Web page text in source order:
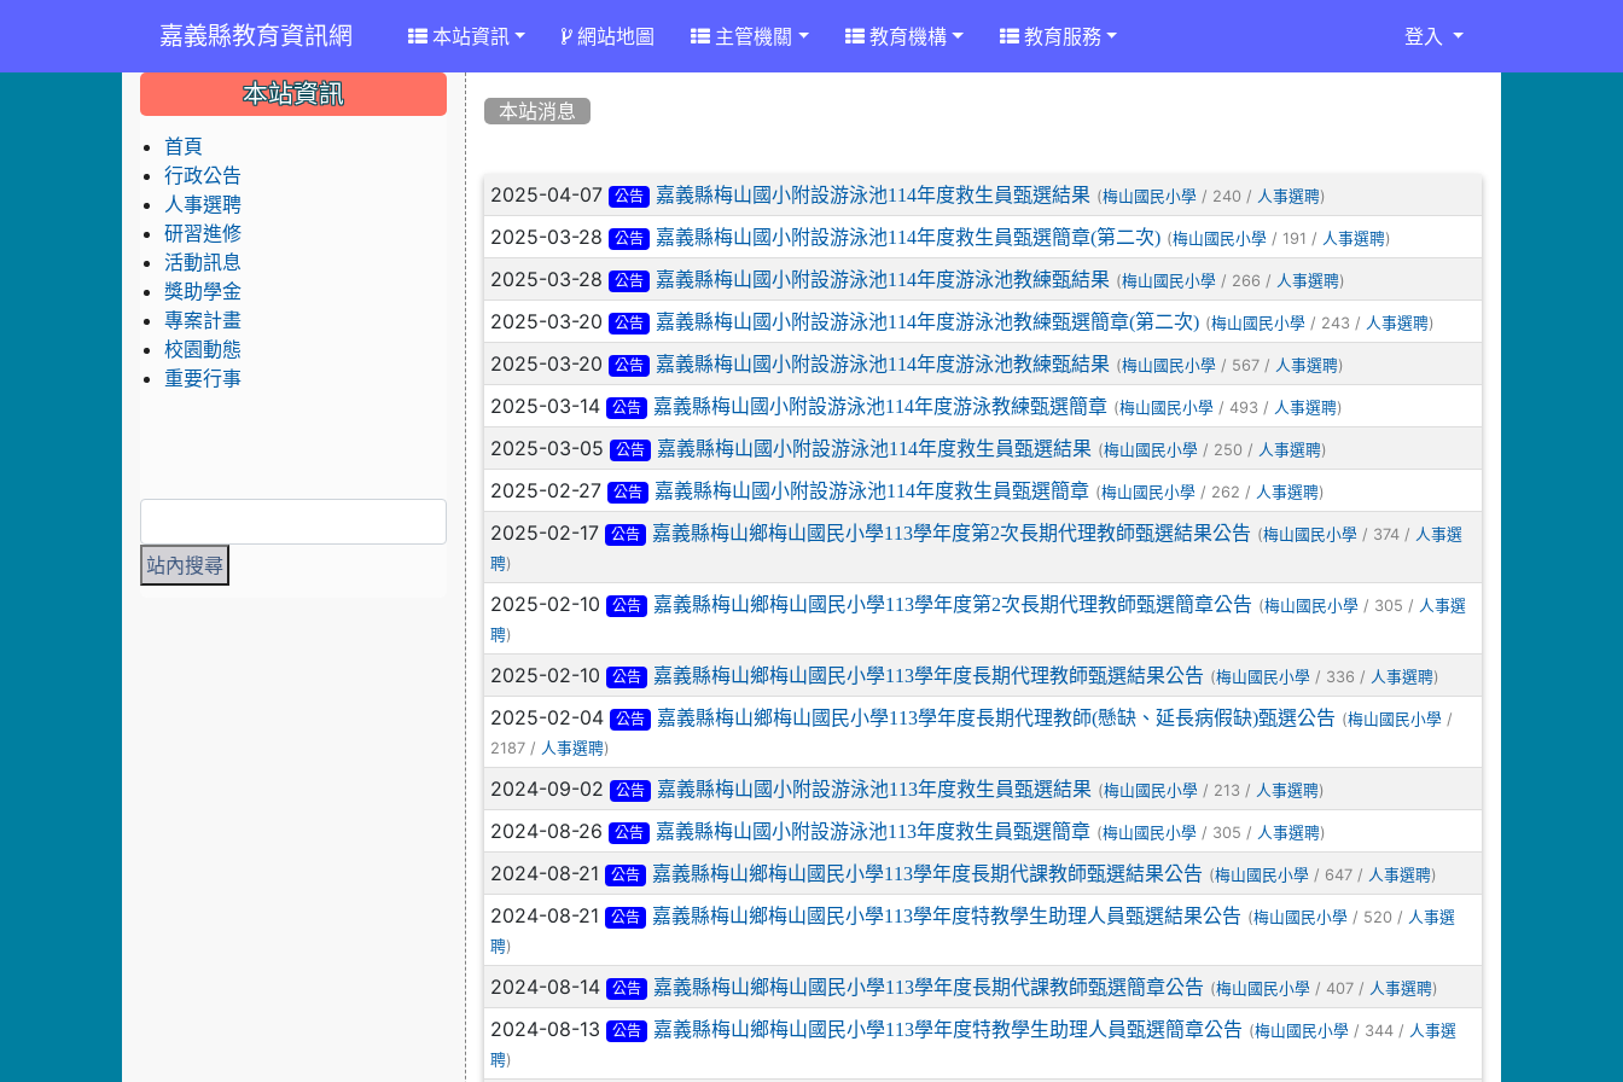
嘉義縣教育資訊網 本站資訊 網站地圖 主管機關 教育機構 教育服務 登入
本站消息
文章列表
2025-04-07 公告 嘉義縣梅山國小附設游泳池114年度救生員甄選結果 (梅山國民小學 / 240 / 人事選聘)
2025-03-28 公告 嘉義縣梅山國小附設游泳池114年度救生員甄選簡章(第二次) (梅山國民小學 / 191 / 人事選聘)
2025-03-28 公告 嘉義縣梅山國小附設游泳池114年度游泳池教練甄結果 (梅山國民小學 / 266 / 人事選聘)
2025-03-20 公告 嘉義縣梅山國小附設游泳池114年度游泳池教練甄選簡章(第二次) (梅山國民小學 / 243 / 人事選聘)
2025-03-20 公告 嘉義縣梅山國小附設游泳池114年度游泳池教練甄結果 (梅山國民小學 / 567 / 人事選聘)
2025-03-14 公告 嘉義縣梅山國小附設游泳池114年度游泳教練甄選簡章 (梅山國民小學 / 493 / 人事選聘)
2025-03-05 公告 嘉義縣梅山國小附設游泳池114年度救生員甄選結果 (梅山國民小學 / 250 / 人事選聘)
2025-02-27 公告 嘉義縣梅山國小附設游泳池114年度救生員甄選簡章 (梅山國民小學 / 262 / 人事選聘)
2025-02-17 公告 嘉義縣梅山鄉梅山國民小學113學年度第2次長期代理教師甄選結果公告 (梅山國民小學 / 374 / 人事選
聘)
2025-02-10 公告 嘉義縣梅山鄉梅山國民小學113學年度第2次長期代理教師甄選簡章公告 (梅山國民小學 / 305 / 人事選
聘)
2025-02-10 公告 嘉義縣梅山鄉梅山國民小學113學年度長期代理教師甄選結果公告 (梅山國民小學 / 336 / 人事選聘)
2025-02-04 公告 嘉義縣梅山鄉梅山國民小學113學年度長期代理教師(懸缺、延長病假缺)甄選公告 (梅山國民小學 /
2187 / 人事選聘)
2024-09-02 公告 嘉義縣梅山國小附設游泳池113年度救生員甄選結果 (梅山國民小學 / 213 / 人事選聘)
2024-08-26 公告 嘉義縣梅山國小附設游泳池113年度救生員甄選簡章 (梅山國民小學 / 305 / 人事選聘)
2024-08-21 公告 嘉義縣梅山鄉梅山國民小學113學年度長期代課教師甄選結果公告 (梅山國民小學 / 647 / 人事選聘)
2024-08-21 公告 嘉義縣梅山鄉梅山國民小學113學年度特教學生助理人員甄選結果公告 (梅山國民小學 / 520 / 人事選
聘)
2024-08-14 公告 嘉義縣梅山鄉梅山國民小學113學年度長期代課教師甄選簡章公告 (梅山國民小學 / 407 / 人事選聘)
2024-08-13 公告 嘉義縣梅山鄉梅山國民小學113學年度特教學生助理人員甄選簡章公告 (梅山國民小學 / 344 / 人事選
聘)
::: 本站資訊
首頁
行政公告
人事選聘
研習進修
活動訊息
獎助學金
專案計畫
校園動態
重要行事